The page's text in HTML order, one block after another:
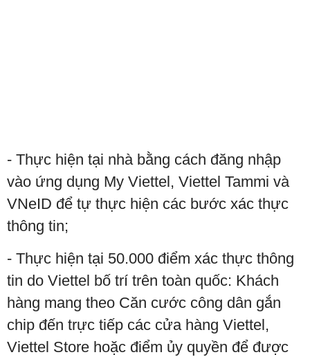
- Thực hiện tại nhà bằng cách đăng nhập
vào ứng dụng My Viettel, Viettel Tammi và
VNeID để tự thực hiện các bước xác thực
thông tin;
- Thực hiện tại 50.000 điểm xác thực thông
tin do Viettel bố trí trên toàn quốc: Khách
hàng mang theo Căn cước công dân gắn
chip đến trực tiếp các cửa hàng Viettel,
Viettel Store hoặc điểm ủy quyền để được